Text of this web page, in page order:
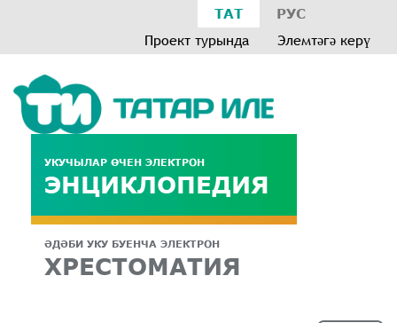
ТАТ РУС
Проект турында Элемтәгә керү
УКУЧЫЛАР ӨЧЕН ЭЛЕКТРОН
ЭНЦИКЛОПЕДИЯ
ӘДӘБИ УКУ БУЕНЧА ЭЛЕКТРОН
ХРЕСТОМАТИЯ